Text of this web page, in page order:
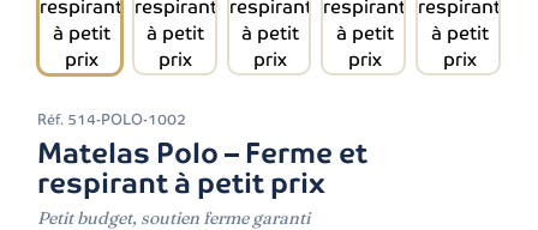
Réf. 514-POLO-1002
Matelas Polo – Ferme et
respirant à petit prix
Petit budget, soutien ferme garanti